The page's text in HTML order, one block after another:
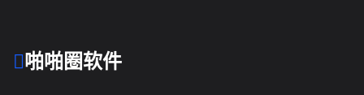
啪啪圈软件